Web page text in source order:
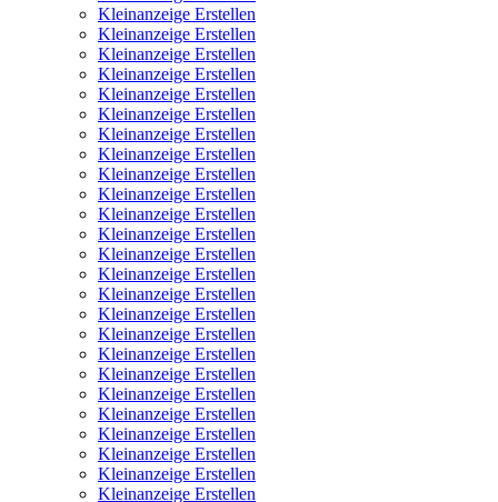
Kleinanzeige Erstellen
Kleinanzeige Erstellen
Kleinanzeige Erstellen
Kleinanzeige Erstellen
Kleinanzeige Erstellen
Kleinanzeige Erstellen
Kleinanzeige Erstellen
Kleinanzeige Erstellen
Kleinanzeige Erstellen
Kleinanzeige Erstellen
Kleinanzeige Erstellen
Kleinanzeige Erstellen
Kleinanzeige Erstellen
Kleinanzeige Erstellen
Kleinanzeige Erstellen
Kleinanzeige Erstellen
Kleinanzeige Erstellen
Kleinanzeige Erstellen
Kleinanzeige Erstellen
Kleinanzeige Erstellen
Kleinanzeige Erstellen
Kleinanzeige Erstellen
Kleinanzeige Erstellen
Kleinanzeige Erstellen
Kleinanzeige Erstellen